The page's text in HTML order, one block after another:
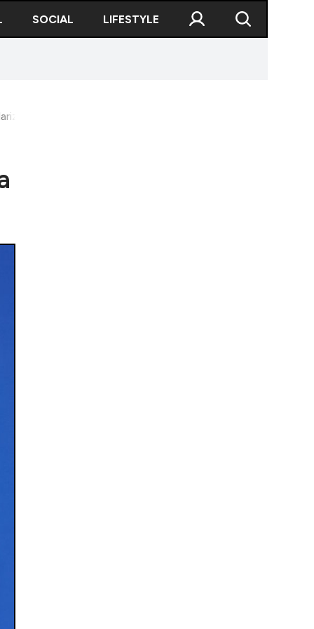
SOCIAL LIFESTYLE
”Va intra integral în vigoare la 1 ianuarie 2027”